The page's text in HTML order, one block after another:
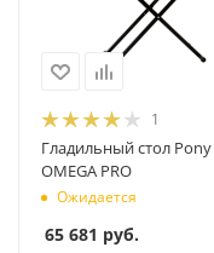
1
Гладильный стол Pony
OMEGA PRO
Ожидается
65 681 руб.